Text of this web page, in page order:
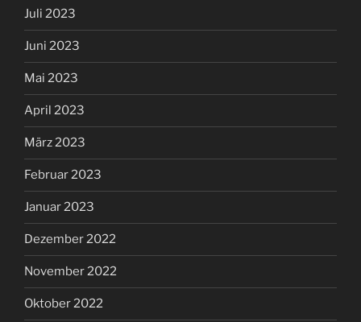
Juli 2023
Juni 2023
Mai 2023
April 2023
März 2023
Februar 2023
Januar 2023
Dezember 2022
November 2022
Oktober 2022